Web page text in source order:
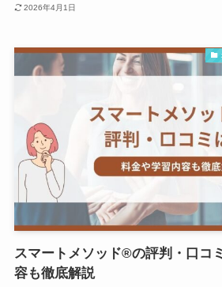
2026年4月1日
スマートメソッド®の評判・口コ
容も徹底解説